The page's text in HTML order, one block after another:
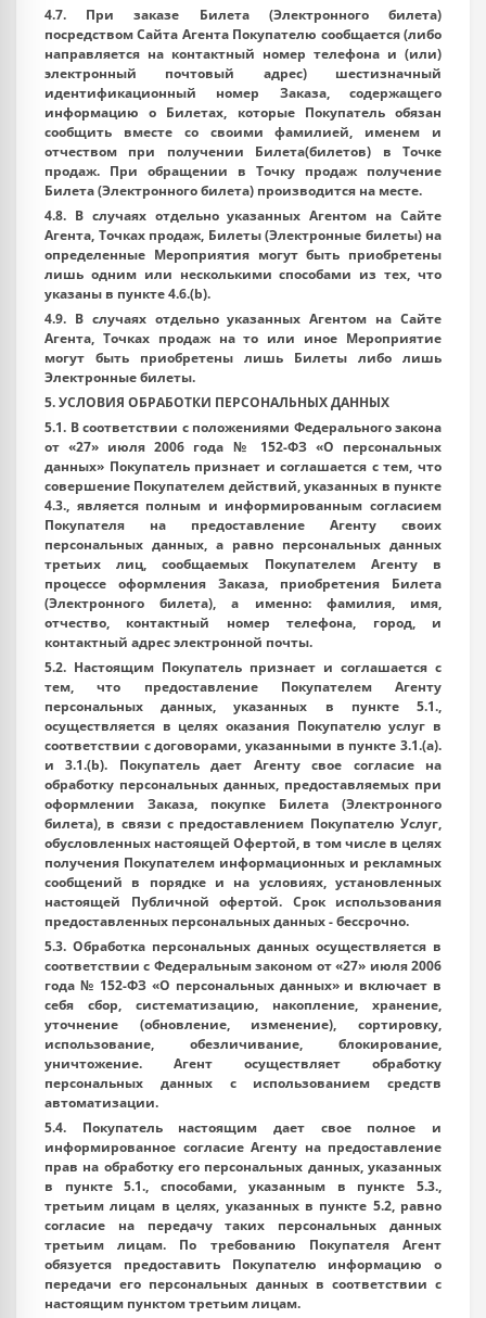
4.7. При заказе Билета (Электронного билета)
посредством Сайта Агента Покупателю сообщается (либо
направляется на контактный номер телефона и (или)
электронный почтовый адрес) шестизначный
идентификационный номер Заказа, содержащего
информацию о Билетах, которые Покупатель обязан
сообщить вместе со своими фамилией, именем и
отчеством при получении Билета(билетов) в Точке
продаж. При обращении в Точку продаж получение
Билета (Электронного билета) производится на месте.
4.8. В случаях отдельно указанных Агентом на Сайте
Агента, Точках продаж, Билеты (Электронные билеты) на
определенные Мероприятия могут быть приобретены
лишь одним или несколькими способами из тех, что
указаны в пункте 4.6.(b).
4.9. В случаях отдельно указанных Агентом на Сайте
Агента, Точках продаж на то или иное Мероприятие
могут быть приобретены лишь Билеты либо лишь
Электронные билеты.
5. УСЛОВИЯ ОБРАБОТКИ ПЕРСОНАЛЬНЫХ ДАННЫХ
5.1. В соответствии с положениями Федерального закона
от «27» июля 2006 года № 152-ФЗ «О персональных
данных» Покупатель признает и соглашается с тем, что
совершение Покупателем действий, указанных в пункте
4.3., является полным и информированным согласием
Покупателя на предоставление Агенту своих
персональных данных, а равно персональных данных
третьих лиц, сообщаемых Покупателем Агенту в
процессе оформления Заказа, приобретения Билета
(Электронного билета), а именно: фамилия, имя,
отчество, контактный номер телефона, город, и
контактный адрес электронной почты.
5.2. Настоящим Покупатель признает и соглашается с
тем, что предоставление Покупателем Агенту
персональных данных, указанных в пункте 5.1.,
осуществляется в целях оказания Покупателю услуг в
соответствии с договорами, указанными в пункте 3.1.(a).
и 3.1.(b). Покупатель дает Агенту свое согласие на
обработку персональных данных, предоставляемых при
оформлении Заказа, покупке Билета (Электронного
билета), в связи с предоставлением Покупателю Услуг,
обусловленных настоящей Офертой, в том числе в целях
получения Покупателем информационных и рекламных
сообщений в порядке и на условиях, установленных
настоящей Публичной офертой. Срок использования
предоставленных персональных данных - бессрочно.
5.3. Обработка персональных данных осуществляется в
соответствии с Федеральным законом от «27» июля 2006
года № 152-ФЗ «О персональных данных» и включает в
себя сбор, систематизацию, накопление, хранение,
уточнение (обновление, изменение), сортировку,
использование, обезличивание, блокирование,
уничтожение. Агент осуществляет обработку
персональных данных с использованием средств
автоматизации.
5.4. Покупатель настоящим дает свое полное и
информированное согласие Агенту на предоставление
прав на обработку его персональных данных, указанных
в пункте 5.1., способами, указанным в пункте 5.3.,
третьим лицам в целях, указанных в пункте 5.2, равно
согласие на передачу таких персональных данных
третьим лицам. По требованию Покупателя Агент
обязуется предоставить Покупателю информацию о
передачи его персональных данных в соответствии с
настоящим пунктом третьим лицам.